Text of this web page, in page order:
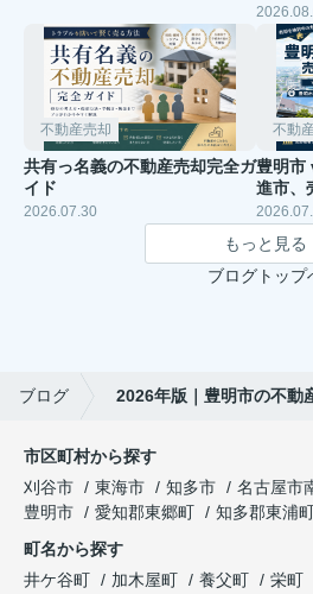
不動産売却
共有っ名義の不動産売却完全ガ
イド
2026.07.30
不動
豊明市
進市、
もっと見る
ブログトップ
ブログ 2026年版｜豊明市の不動
市区町村から探す
刈谷市
東海市 知多市 名古屋市
豊明市
愛知郡東郷町 知多郡東浦
町名から探す
井ケ谷町
加木屋町 養父町 栄町